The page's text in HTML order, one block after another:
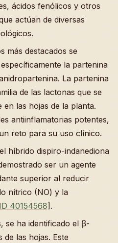
ácidos fenólicos y otros
actúan de diversas
más destacados se
la partenina
La partenina
de las lactonas que se
las hojas de la planta.
antiinflamatorias potentes,
reto para su uso clínico.
híbrido dispiro-indanediona
ser un agente
superior al reducir
nítrico (NO) y la
40154568].
se ha identificado el β-
las hojas. Este